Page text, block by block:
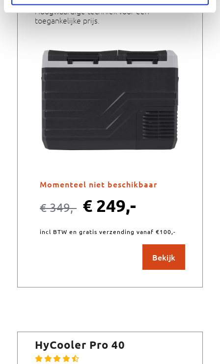
Hoogwaardige techniek voor een
toegankelijke prijs.
Momenteel niet beschikbaar
€349,- € 249,-
incl BTW en gratis verzending vanaf €100,-
Bekijk
HyCooler Pro 40